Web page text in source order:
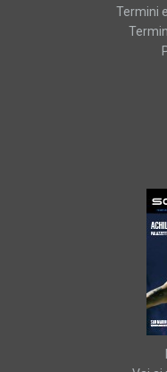
Termini